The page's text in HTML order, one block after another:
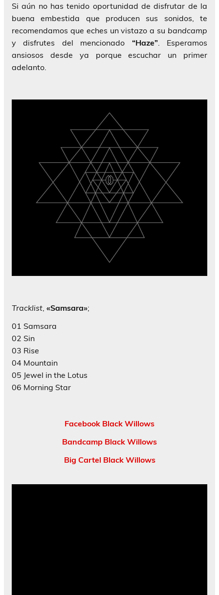
Si aún no has tenido oportunidad de disfrutar de la
buena embestida que producen sus sonidos, te
recomendamos que eches un vistazo a su bandcamp
y disfrutes del mencionado “Haze”. Esperamos
ansiosos desde ya porque escuchar un primer
adelanto.
Tracklist «Samsara»;
01 Samsara
02 Sin
03 Rise
04 Mountain
05 Jewel in the Lotus
06 Morning Star
Facebook Black Willows
Bandcamp Black Willows
Big Cartel Black Willows